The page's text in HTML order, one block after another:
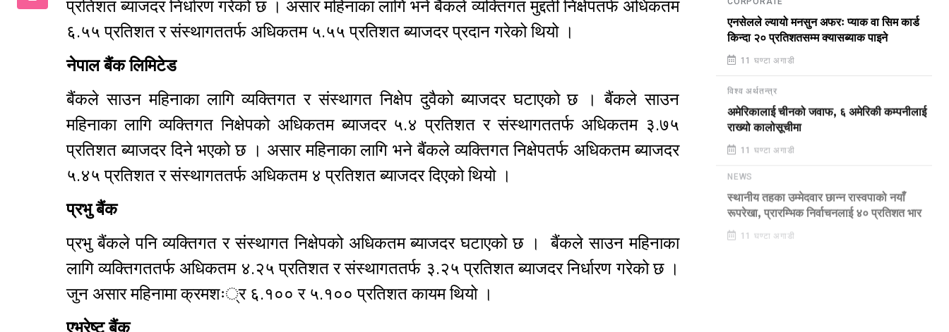
प्रतिशत ब्याजदर निर्धारण गरेको छ । असार महिनाका लागि भने बैंकले व्यक्तिगत मुद्दती निक्षेपतर्फ अधिकतम
६.५५ प्रतिशत र संस्थागततर्फ अधिकतम ५.५५ प्रतिशत ब्याजदर प्रदान गरेको थियो ।
नेपाल बैंक लिमिटेड
बैंकले साउन महिनाका लागि व्यक्तिगत र संस्थागत निक्षेप दुवैको ब्याजदर घटाएको छ । बैंकले साउन
महिनाका लागि व्यक्तिगत निक्षेपको अधिकतम ब्याजदर ५.४ प्रतिशत र संस्थागततर्फ अधिकतम ३.७५
प्रतिशत ब्याजदर दिने भएको छ । असार महिनाका लागि भने बैंकले व्यक्तिगत निक्षेपतर्फ अधिकतम ब्याजदर
५.४५ प्रतिशत र संस्थागततर्फ अधिकतम ४ प्रतिशत ब्याजदर दिएको थियो ।
प्रभु बैंक
प्रभु बैंकले पनि व्यक्तिगत र संस्थागत निक्षेपको अधिकतम ब्याजदर घटाएको छ । बैंकले साउन महिनाका
लागि व्यक्तिगततर्फ अधिकतम ४.२५ प्रतिशत र संस्थागततर्फ ३.२५ प्रतिशत ब्याजदर निर्धारण गरेको छ ।
जुन असार महिनामा क्रमशः्र ६.१०० र ५.१०० प्रतिशत कायम थियो ।
एभरेष्ट बैंक
एनसेलले ल्यायो मनसुन अफरः प्याक वा सिम कार्ड
किन्दा २० प्रतिशतसम्म क्यासब्याक पाइने
11 घण्टा अगाडी
विश्व अर्थतन्त्र
अमेरिकालाई चीनको जवाफ, ६ अमेरिकी कम्पनीलाई
राख्यो कालोसूचीमा
11 घण्टा अगाडी
स्थानीय तहका उम्मेदवार छान्न रास्वपाको नयाँ
रूपरेखा, प्रारम्भिक निर्वाचनलाई ४० प्रतिशत भार